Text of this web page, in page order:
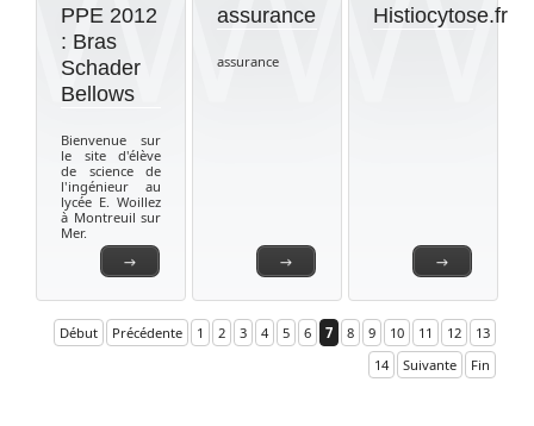
→
PPE 2012
: Bras
Schader
Bellows
Bienvenue sur
le site d'élève
de science de
l'ingénieur au
lycée E. Woillez
à Montreuil sur
Mer.
→
assurance
assurance
→
Histiocytose.fr
Début Précédente 1 2 3 4 5 6 7 8 9 10 11 12
13
14
Suivante Fin